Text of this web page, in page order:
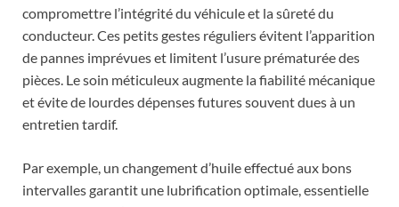
compromettre l’intégrité du véhicule et la sûreté du
conducteur. Ces petits gestes réguliers évitent l’apparition
de pannes imprévues et limitent l’usure prématurée des
pièces. Le soin méticuleux augmente la fiabilité mécanique
et évite de lourdes dépenses futures souvent dues à un
entretien tardif.
Par exemple, un changement d’huile effectué aux bons
intervalles garantit une lubrification optimale, essentielle